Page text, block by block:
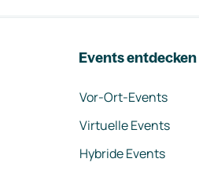
Events entdecken
Vor-Ort-Events
Virtuelle Events
Hybride Events